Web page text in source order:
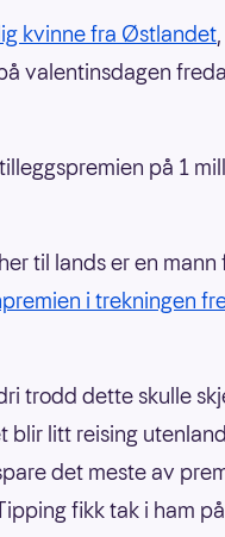
kvinne fra Østlandet
valentinsdagen
på 1
til lands er en mann
i trekningen
trodd dette skulle
blir litt reising
det meste av
fikk tak i ham på